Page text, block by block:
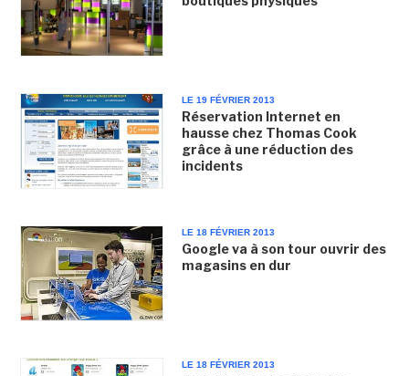
LE 19 FÉVRIER 2013
Réservation Internet en
hausse chez Thomas Cook
grâce à une réduction des
incidents
LE 18 FÉVRIER 2013
Google va à son tour ouvrir des
magasins en dur
LE 18 FÉVRIER 2013